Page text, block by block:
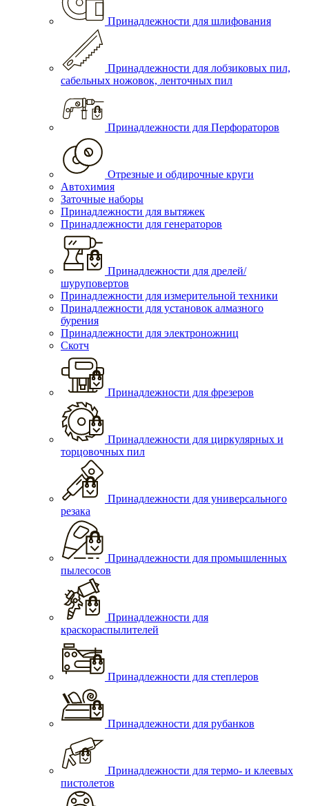
Принадлежности для шлифования
Принадлежности для лобзиковых пил,
сабельных ножовок, ленточных пил
Принадлежности для Перфораторов
Отрезные и обдирочные круги
Автохимия
Заточные наборы
Принадлежности для вытяжек
Принадлежности для генераторов
Принадлежности для дрелей/
шуруповертов
Принадлежности для измерительной техники
Принадлежности для установок алмазного
бурения
Принадлежности для электроножниц
Скотч
Принадлежности для фрезеров
Принадлежности для циркулярных и
торцовочных пил
Принадлежности для универсального
резака
Принадлежности для промышленных
пылесосов
Принадлежности для
краскораспылителей
Принадлежности для степлеров
Принадлежности для рубанков
Принадлежности для термо- и клеевых
пистолетов